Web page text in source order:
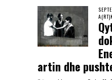
artin dhe